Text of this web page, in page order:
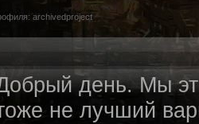
archivedproject
день. Мы
не лучший